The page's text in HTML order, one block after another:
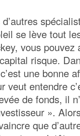
se lève tout
vous pouvez
risque.
une bonne
veut entendre
de fonds, il
».
que